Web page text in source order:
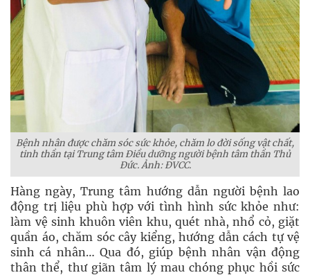
Bệnh nhân được chăm sóc sức khỏe, chăm lo đời sống vật chất,
tinh thần tại Trung tâm Điều dưỡng người bệnh tâm thần Thủ
Đức. Ảnh: ĐVCC.
Hàng ngày, Trung tâm hướng dẫn người bệnh lao
động trị liệu phù hợp với tình hình sức khỏe như:
làm vệ sinh khuôn viên khu, quét nhà, nhổ cỏ, giặt
quần áo, chăm sóc cây kiểng, hướng dẫn cách tự vệ
sinh cá nhân… Qua đó, giúp bệnh nhân vận động
thân thể, thư giãn tâm lý mau chóng phục hồi sức